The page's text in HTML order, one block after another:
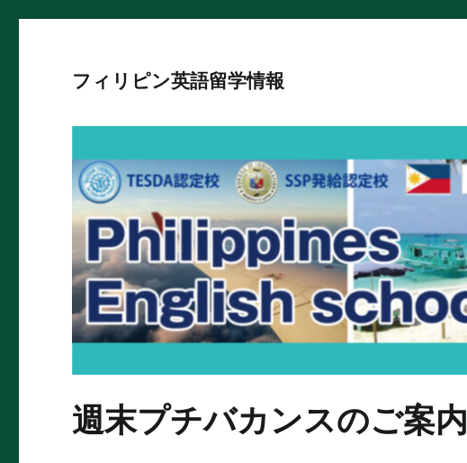
フィリピン英語留学情報
週末プチバカンスのご案内